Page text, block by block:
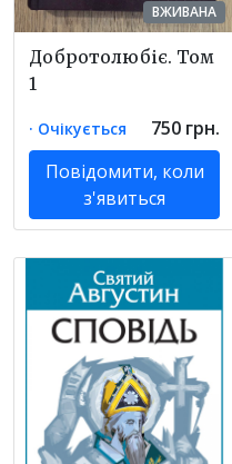
ВЖИВАНА
Добротолюбіє. Том
1
· Очікується
750 грн.
Повідомити, коли
з'явиться